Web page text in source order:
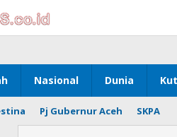
Nasional Dunia
Pj Gubernur Aceh SKPA